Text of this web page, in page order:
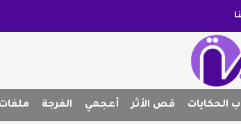
الحكايات قص الأثر أعجمي الفرجة ملفات